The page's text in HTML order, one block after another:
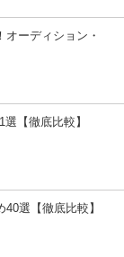
ーディション・
【徹底比較】
選【徹底比較】